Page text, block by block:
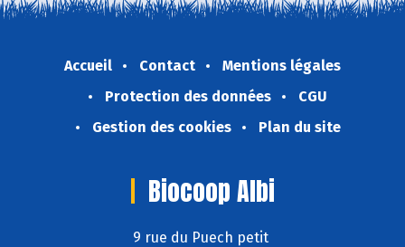
Accueil Contact
Mentions légales
Protection des données
CGU
Gestion des cookies
Plan du site
Biocoop Albi
9 rue du Puech petit